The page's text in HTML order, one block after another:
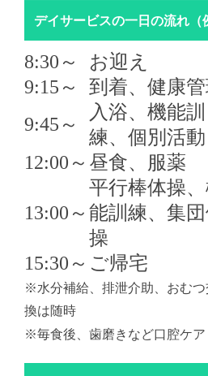
デイサービスの一日の流れ（
8:30～
お迎え
9:15～
到着、健康
9:45～
入浴、機能訓
練、個別活動
12:00～ 昼食、服薬
13:00～
平行棒体操
能訓練、集
操
15:30～ ご帰宅
※水分補給、排泄介助、おむつ
換は随時
※毎食後、歯磨きなど口腔ケア